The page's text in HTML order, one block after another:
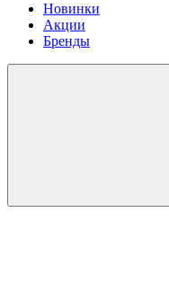
Новинки
Акции
Бренды